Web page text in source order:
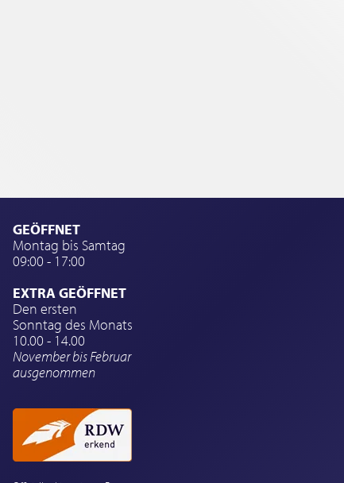
GEÖFFNET
Montag bis Samtag
09:00 - 17:00
EXTRA GEÖFFNET
Den ersten
Sonntag des Monats
10.00 - 14.00
November bis Februar
ausgenommen